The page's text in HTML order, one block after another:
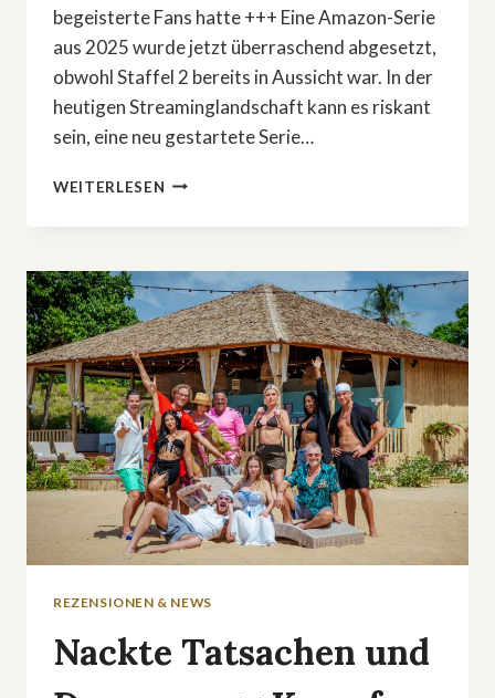
begeisterte Fans hatte +++ Eine Amazon-Serie
aus 2025 wurde jetzt überraschend abgesetzt,
obwohl Staffel 2 bereits in Aussicht war. In der
heutigen Streaminglandschaft kann es riskant
sein, eine neu gestartete Serie…
WEITERLESEN AMAZON
»ÉTOILE«:
NACH
NUR
EINER
STAFFEL
ABGESETZT
REZENSIONEN & NEWS
Nackte Tatsachen und